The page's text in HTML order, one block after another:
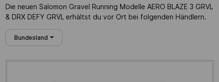
Die neuen Salomon Gravel Running Modelle AERO BLAZE 3 GRVL
& DRX DEFY GRVL erhältst du vor Ort bei folgenden Händlern.
Bundesland